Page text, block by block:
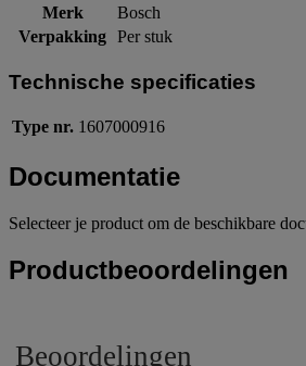
Merk
Bosch
Verpakking Per stuk
Technische specificaties
Type nr. 1607000916
Documentatie
Selecteer je product om de beschikbare
Productbeoordelingen